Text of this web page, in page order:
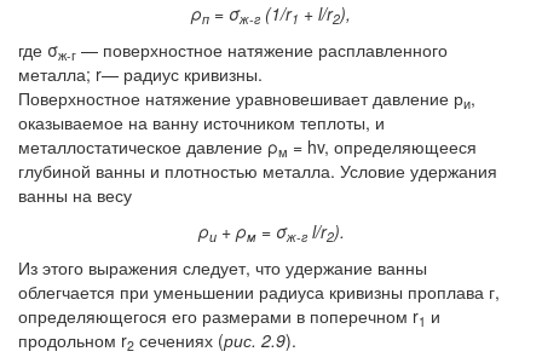
ρп = σж-г (1/r1 + l/r2),
где σж-г — поверхностное натяжение расплавленного
металла; r— радиус кривизны.
Поверхностное натяжение уравновешивает давление ри,
оказываемое на ванну источником теплоты, и
металлостатическое давление ρм = hv, определяющееся
глубиной ванны и плотностью металла. Условие удержания
ванны на весу
ρи+ ρм= σж-гl/r2).
Из этого выражения следует, что удержание ванны
облегчается при уменьшении радиуса кривизны проплава г,
определяющегося его размерами в поперечном r1 и
продольном r2 сечениях (рис. 2.9).